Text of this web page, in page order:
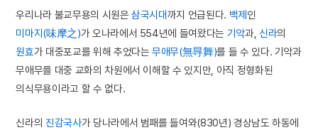
우리나라 불교무용의 시원은삼국시대까지 언급된다. 백제인
미마지(味摩之)가 오나라에서 554년에 들여왔다는 기악과, 신라의
원효가 대중포교를 위해 추었다는무애무(無㝵舞)를 들 수 있다. 기악과
무애무를 대중 교화의 차원에서 이해할 수 있지만, 아직 정형화된
의식무용이라고 할 수 없다.
신라의 진감국사가 당나라에서 범패를 들여와(830년) 경상남도 하동에